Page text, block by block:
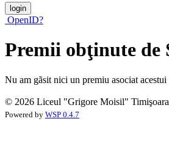
OpenID?
Premii obţinute de
Nu am gãsit nici un premiu asociat acestui
© 2026 Liceul "Grigore Moisil" Timişoara
Powered by WSP 0.4.7